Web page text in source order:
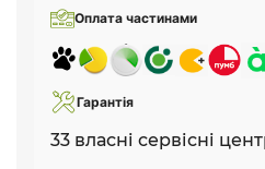
Оплата частинами
Гарантія
33 власні сервісні